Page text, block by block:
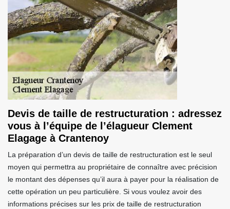
Devis de taille de restructuration : adressez
vous à l’équipe de l’élagueur Clement
Elagage à Crantenoy
La préparation d’un devis de taille de restructuration est le seul
moyen qui permettra au propriétaire de connaître avec précision
le montant des dépenses qu’il aura à payer pour la réalisation de
cette opération un peu particulière. Si vous voulez avoir des
informations précises sur les prix de taille de restructuration